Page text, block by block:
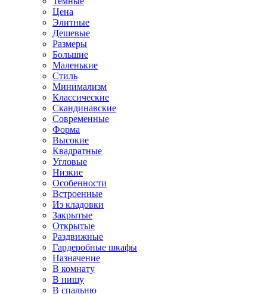
Цена
Элитные
Дешевые
Размеры
Большие
Маленькие
Стиль
Минимализм
Классические
Скандинавские
Современные
Форма
Высокие
Квадратные
Угловые
Низкие
Особенности
Встроенные
Из кладовки
Закрытые
Открытые
Раздвижные
Гардеробные шкафы
Назначение
В комнату
В нишу
В спальню